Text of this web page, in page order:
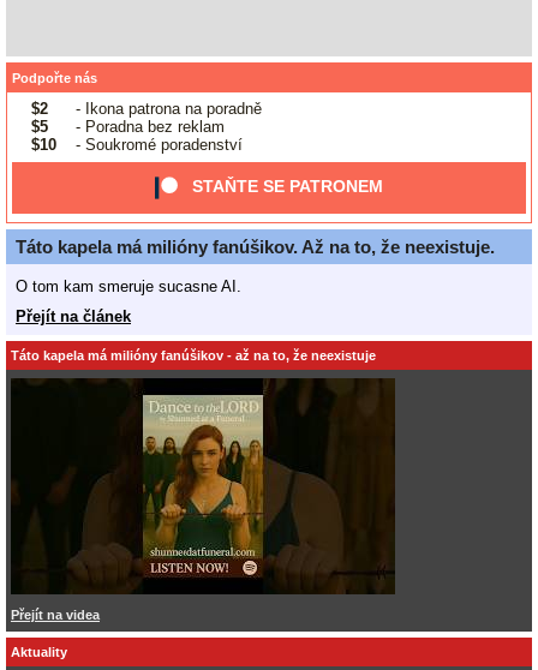
Podpořte nás
$2
- Ikona patrona na poradně
$5
- Poradna bez reklam
$10
- Soukromé poradenství
STAŇTE SE PATRONEM
Táto kapela má milióny fanúšikov. Až na to, že neexistuje.
O tom kam smeruje sucasne AI.
Přejít na článek
Táto kapela má milióny fanúšikov - až na to, že neexistuje
Přejít na videa
Aktuality